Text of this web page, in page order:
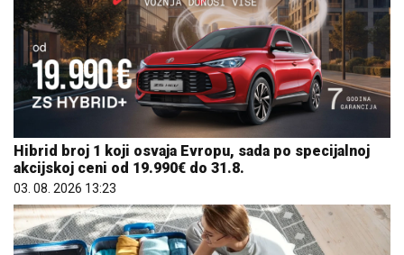
Hibrid broj 1 koji osvaja Evropu, sada po specijalnoj
akcijskoj ceni od 19.990€ do 31.8.
03. 08. 2026 13:23